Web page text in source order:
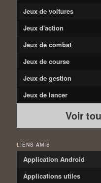
Jeux de voitures
Jeux d'action
Jeux de combat
Jeux de course
Jeux de gestion
Jeux de lancer
Voir
LIENS AMIS
Application Android
Applications utiles